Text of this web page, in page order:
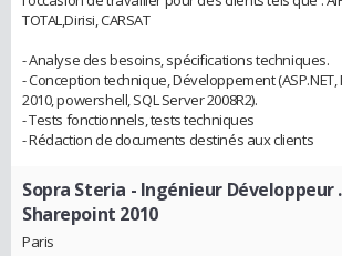
TOTAL,Dirisi, CARSAT
- Analyse des besoins, spécifications techniques.
- Conception technique, Développement
2010, powershell, SQL Server 2008R2).
- Tests fonctionnels, tests techniques
- Rédaction de documents destinés aux clients
Sopra Steria - Ingénieur Développeur
Sharepoint 2010
Paris